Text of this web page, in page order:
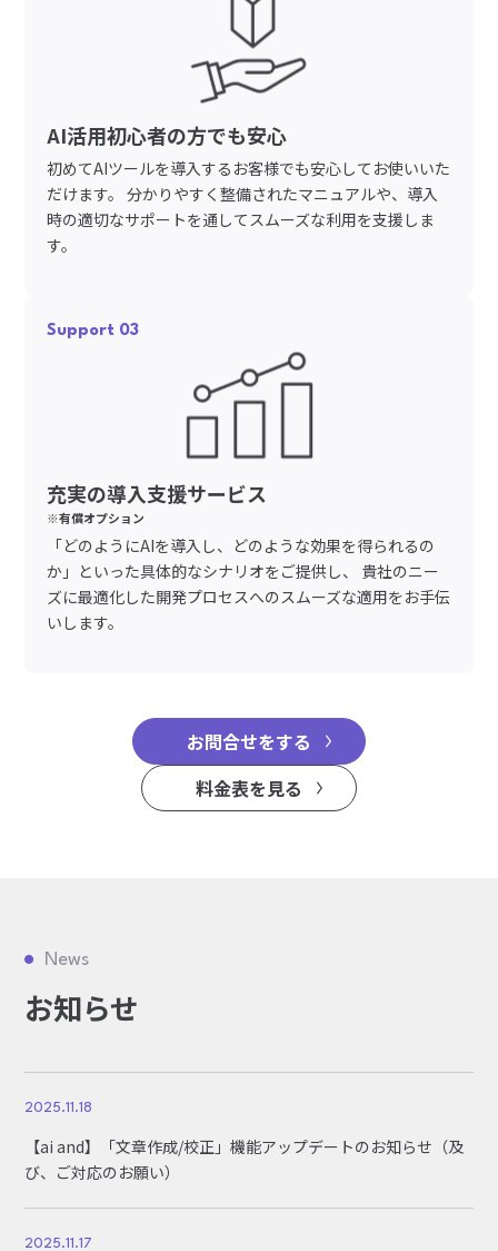
AI活用初心者の方でも安心
初めてAIツールを導入するお客様でも安心してお使いいた
だけます。 分かりやすく整備されたマニュアルや、導入
時の適切なサポートを通してスムーズな利用を支援しま
す。
Support 03
充実の導入支援サービス
※有償オプション
「どのようにAIを導入し、どのような効果を得られるの
か」といった具体的なシナリオをご提供し、 貴社のニー
ズに最適化した開発プロセスへのスムーズな適用をお手伝
いします。
お問合せをする
料金表を見る
News
お知らせ
2025.11.18
【ai and】「文章作成/校正」機能アップデートのお知らせ（及
び、ご対応のお願い）
2025.11.17